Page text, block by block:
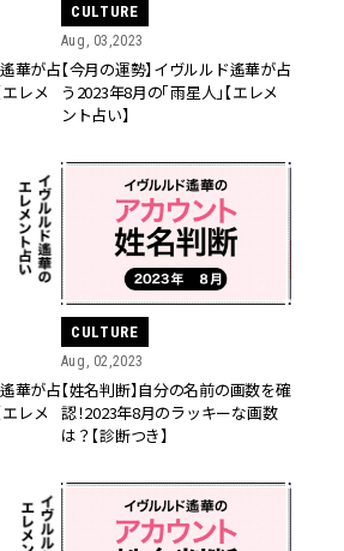
華が占
エレメ
CULTURE
Aug, 03,2023
【今月の運勢】イヴルルド遙華が占
う2023年8月の「雨星人」【エレメ
ント占い】
華が占
エレメ
CULTURE
Aug, 02,2023
【姓名判断】自分の名前の画数を確
認！2023年8月のラッキーな画数
は？【診断つき】